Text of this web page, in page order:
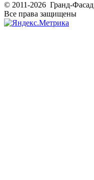
© 2011-2026 Гранд-Фасад
Все права защищены